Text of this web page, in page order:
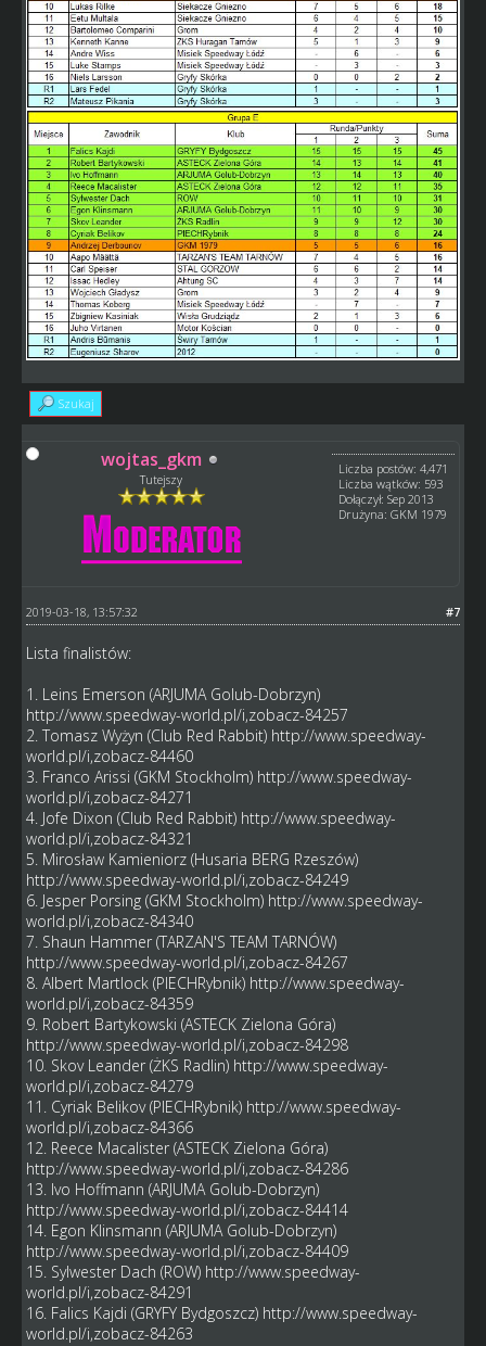
Szukaj
wojtas_gkm
Tutejszy
Liczba postów: 4,471
Liczba wątków: 593
Dołączył: Sep 2013
Drużyna: GKM 1979
#7
2019-03-18, 13:57:32
Lista finalistów:
1. Leins Emerson (ARJUMA Golub-Dobrzyn)
http://www.speedway-world.pl/i,zobacz-84257
2. Tomasz Wyżyn (Club Red Rabbit) http://www.speedway-
world.pl/i,zobacz-84460
3. Franco Arissi (GKM Stockholm) http://www.speedway-
world.pl/i,zobacz-84271
4. Jofe Dixon (Club Red Rabbit) http://www.speedway-
world.pl/i,zobacz-84321
5. Mirosław Kamieniorz (Husaria BERG Rzeszów)
http://www.speedway-world.pl/i,zobacz-84249
6. Jesper Porsing (GKM Stockholm) http://www.speedway-
world.pl/i,zobacz-84340
7. Shaun Hammer (TARZAN'S TEAM TARNÓW)
http://www.speedway-world.pl/i,zobacz-84267
8. Albert Martlock (PIECHRybnik) http://www.speedway-
world.pl/i,zobacz-84359
9. Robert Bartykowski (ASTECK Zielona Góra)
http://www.speedway-world.pl/i,zobacz-84298
10. Skov Leander (ŻKS Radlin) http://www.speedway-
world.pl/i,zobacz-84279
11. Cyriak Belikov (PIECHRybnik) http://www.speedway-
world.pl/i,zobacz-84366
12. Reece Macalister (ASTECK Zielona Góra)
http://www.speedway-world.pl/i,zobacz-84286
13. Ivo Hoffmann (ARJUMA Golub-Dobrzyn)
http://www.speedway-world.pl/i,zobacz-84414
14. Egon Klinsmann (ARJUMA Golub-Dobrzyn)
http://www.speedway-world.pl/i,zobacz-84409
15. Sylwester Dach (ROW) http://www.speedway-
world.pl/i,zobacz-84291
16. Falics Kajdi (GRYFY Bydgoszcz) http://www.speedway-
world.pl/i,zobacz-84263